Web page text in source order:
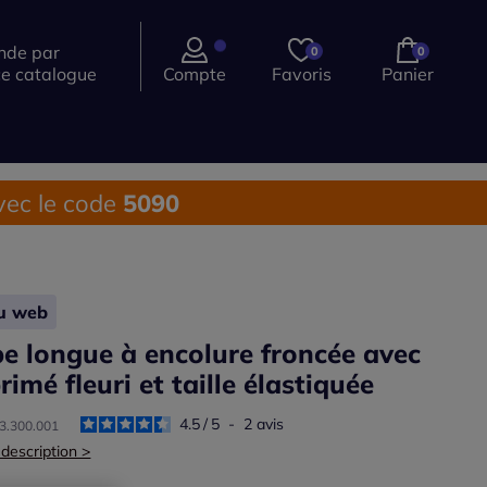
par
catalogue
Compte
0
Favoris
0
Panier
le code 5090
web
longue à encolure froncée avec
fleuri et taille élastiquée
4.5/ 5 - 2avis
>